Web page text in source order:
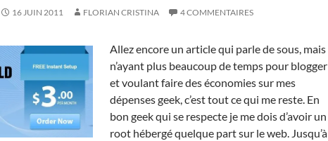
16 JUIN 2011 FLORIAN CRISTINA 4 COMMENTAIRES
Allez encore un article qui parle de sous, mais
n’ayant plus beaucoup de temps pour blogger
et voulant faire des économies sur mes
dépenses geek, c’est tout ce qui me reste. En
bon geek qui se respecte je me dois d’avoir un
root hébergé quelque part sur le web. Jusqu’à